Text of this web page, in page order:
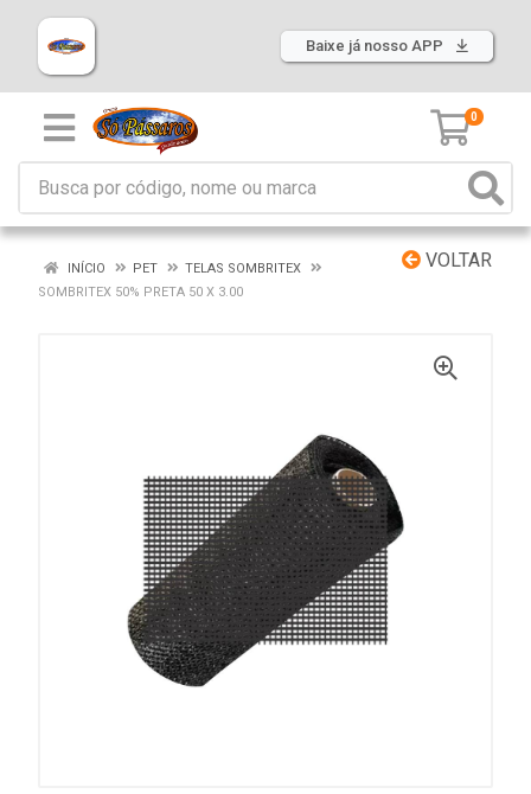
Baixe já nosso APP
0
VOLTAR
INÍCIO PET
TELAS SOMBRITEX
SOMBRITEX 50% PRETA 50 X 3.00